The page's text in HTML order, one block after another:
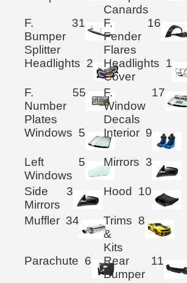
Canards
F.
Bumper
Splitter
31
F.
Fender
Flares
16
Headlights 2
Headlights
Cover
1
F.
Number
Plates
55
F.
Window
Decals
17
Windows 5 Interior 9
Left
Windows
5 Mirrors 3
Side
Mirrors
3 Hood 10
Muffler 34
Trims
&
Kits
8
Parachute 6
Rear
Bumper
11